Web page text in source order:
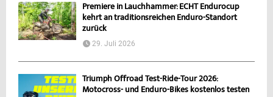
Premiere in Lauchhammer: ECHT Endurocup
kehrt an traditionsreichen Enduro-Standort
zurück
29. Juli 2026
Triumph Offroad Test-Ride-Tour 2026:
Motocross- und Enduro-Bikes kostenlos testen